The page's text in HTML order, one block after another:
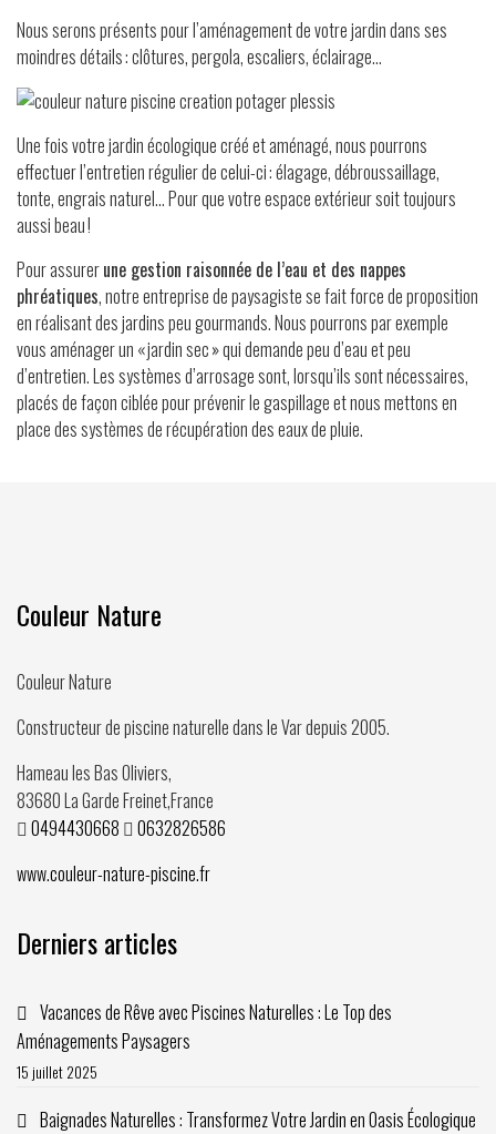
Nous serons présents pour l’aménagement de votre jardin dans ses
moindres détails : clôtures, pergola, escaliers, éclairage…
Une fois votre jardin écologique créé et aménagé, nous pourrons
effectuer l’entretien régulier de celui-ci : élagage, débroussaillage,
tonte, engrais naturel… Pour que votre espace extérieur soit toujours
aussi beau !
Pour assurerune gestion raisonnée de l’eau et des nappes
phréatiques, notre entreprise de paysagiste se fait force de proposition
en réalisant des jardins peu gourmands. Nous pourrons par exemple
vous aménager un « jardin sec » qui demande peu d’eau et peu
d’entretien. Les systèmes d’arrosage sont, lorsqu’ils sont nécessaires,
placés de façon ciblée pour prévenir le gaspillage et nous mettons en
place des systèmes de récupération des eaux de pluie.
Couleur Nature
Couleur Nature
Constructeur de piscine naturelle dans le Var depuis2005.
Hameau les Bas Oliviers,
83680La Garde Freinet,France
0494430668
0632826586
www.couleur-nature-piscine.fr
Derniers articles
Vacances de Rêve avec Piscines Naturelles : Le Top des
Aménagements Paysagers
15 juillet 2025
Baignades Naturelles : Transformez Votre Jardin en Oasis Écologique